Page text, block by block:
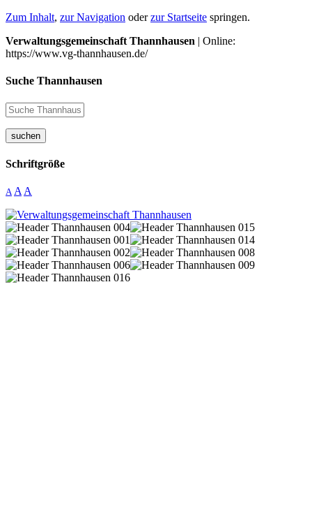
Zum Inhalt, zur Navigation oderzur Startseite springen.
Verwaltungsgemeinschaft Thannhausen | Online:
https://www.vg-thannhausen.de/
Suche Thannhausen
suchen
Schriftgröße
A A A